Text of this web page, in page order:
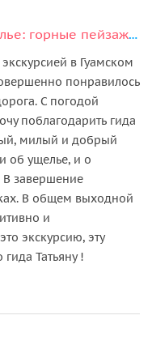
Авторский тур в Гуамское ущелье: горные пейзажи и отдых в термах
в Гуамском
понравилось
С погодой
поблагодарить гида
милый и добрый
об ущелье, и о
В завершение
В общем выходной
и
экскурсию, эту
Татьяну !